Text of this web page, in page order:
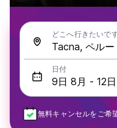
どこへ行きたいで
日付
無料キャンセルをご希